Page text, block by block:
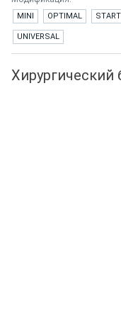
MINI OPTIMAL START
UNIVERSAL
Хирургический